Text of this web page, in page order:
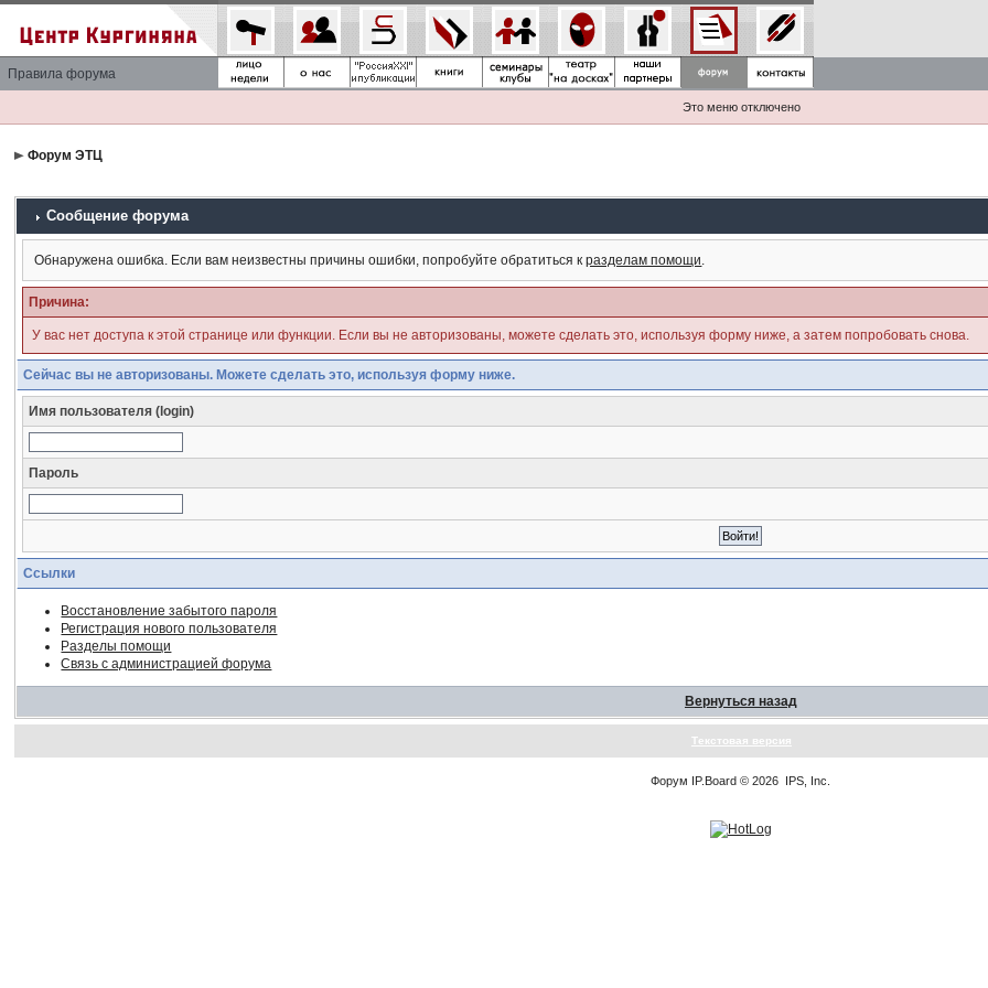
Правила форума
Это меню отключено
Форум ЭТЦ
Сообщение форума
Обнаружена ошибка. Если вам неизвестны причины ошибки, попробуйте обратиться кразделам помощи.
Причина:
У вас нет доступа к этой странице или функции. Если вы не авторизованы, можете сделать это, используя форму ниже, а затем попробовать снова.
Сейчас вы не авторизованы. Можете сделать это, используя форму ниже.
Имя пользователя (login)
Пароль
Ссылки
Восстановление забытого пароля
Регистрация нового пользователя
Разделы помощи
Связь с администрацией форума
Вернуться назад
Текстовая версия
Форум IP.Board © 2026 IPS, Inc